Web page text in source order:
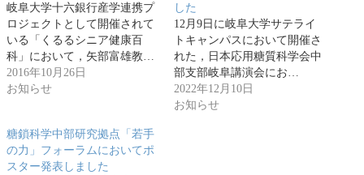
岐阜大学十六銀行産学連携プ
ロジェクトとして開催されて
いる「くるるシニア健康百
科」において，矢部富雄教…
2016年10月26日
お知らせ
した
12月9日に岐阜大学サテライ
トキャンパスにおいて開催さ
れた，日本応用糖質科学会中
部支部岐阜講演会にお…
2022年12月10日
お知らせ
糖鎖科学中部研究拠点「若手
の力」フォーラムにおいてポ
スター発表しました